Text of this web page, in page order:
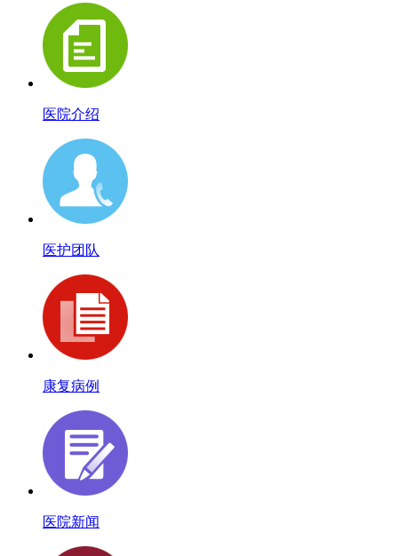
医院介绍
医护团队
康复病例
医院新闻